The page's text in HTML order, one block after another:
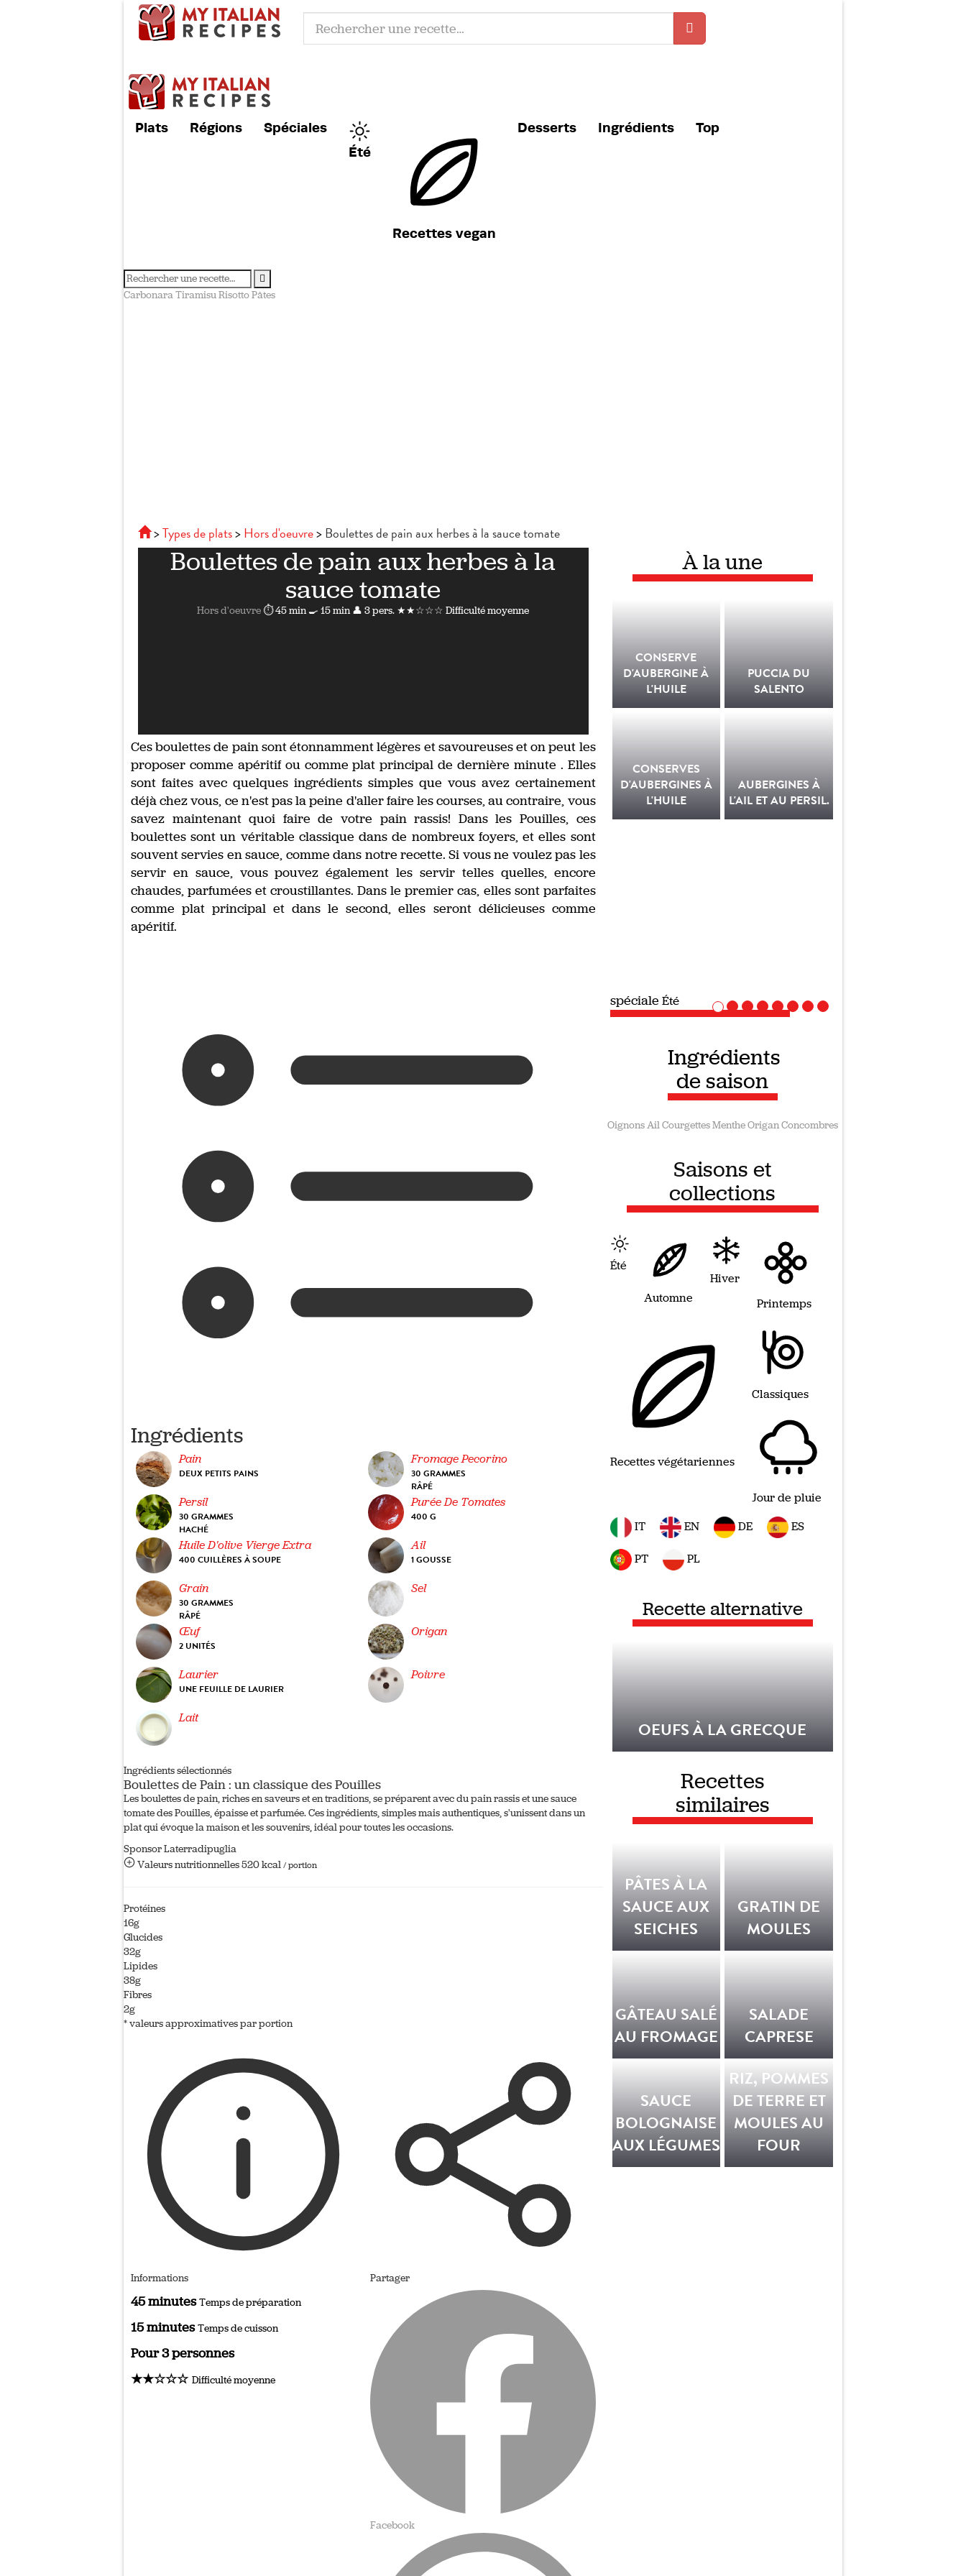
Plats Régions
Spéciales
Été
Recettes vegan
Desserts Ingrédients Top
CarbonaraTiramisuRisottoPâtes
Types de plats Hors d'oeuvre Boulettes de pain aux herbes à la sauce tomate
Boulettes de pain aux herbes à la
sauce tomate
Hors d'oeuvre ⏱ 45 min🍳 15 min👤 3 pers. ★★☆☆☆ Difficulté moyenne
Ces boulettes de pain sont étonnamment légères et savoureuses et on peut les
proposer comme apéritif ou comme plat principal de dernière minute . Elles
sont faites avec quelques ingrédients simples que vous avez certainement
déjà chez vous, ce n'est pas la peine d'aller faire les courses, au contraire, vous
savez maintenant quoi faire de votre pain rassis! Dans les Pouilles, ces
boulettes sont un véritable classique dans de nombreux foyers, et elles sont
souvent servies en sauce, comme dans notre recette. Si vous ne voulez pas les
servir en sauce, vous pouvez également les servir telles quelles, encore
chaudes, parfumées et croustillantes. Dans le premier cas, elles sont parfaites
comme plat principal et dans le second, elles seront délicieuses comme
apéritif.
Ingrédients
Pain
DEUX PETITS PAINS
Fromage Pecorino
30 GRAMMES
RÂPÉ
Persil
30 GRAMMES
HACHÉ
Purée De Tomates
400 G
Huile D'olive Vierge Extra
400 CUILLÈRES À SOUPE
Ail
1 GOUSSE
Grain
30 GRAMMES
RÂPÉ
Sel
Œuf
2 UNITÉS
Origan
Laurier
UNE FEUILLE DE LAURIER
Poivre
Lait
Ingrédients sélectionnés
Boulettes de Pain : un classique des Pouilles
Les boulettes de pain, riches en saveurs et en traditions, se préparent avec du pain rassis et une sauce
tomate des Pouilles, épaisse et parfumée. Ces ingrédients, simples mais authentiques, s'unissent dans un
plat qui évoque la maison et les souvenirs, idéal pour toutes les occasions.
Sponsor Laterradipuglia
Valeurs nutritionnelles520 kcal/ portion
Protéines
16g
Glucides
32g
Lipides
38g
Fibres
2g
* valeurs approximatives par portion
Informations
45 minutesTemps de préparation
15 minutesTemps de cuisson
Pour 3 personnes
★★☆☆☆ Difficulté moyenne
Partager
Facebook
À la une
CONSERVE
D'AUBERGINE À
L'HUILE
PUCCIA DU
SALENTO
CONSERVES
D'AUBERGINES À
L'HUILE
AUBERGINES À
L'AIL ET AU PERSIL.
spécialeRecettes vegan
Ingrédients
de saison
OignonsAilCourgettesMentheOriganConcombres
Saisons et
collections
Été
Automne
Hiver
Printemps
Recettes végétariennes
Classiques
Jour de pluie
IT
EN DE ES
PT PL
Recette alternative
OEUFS À LA GRECQUE
Recettes
similaires
PÂTES À LA
SAUCE AUX
SEICHES
GRATIN DE
MOULES
GÂTEAU SALÉ
AU FROMAGE
SALADE
CAPRESE
SAUCE
BOLOGNAISE
AUX LÉGUMES
RIZ, POMMES
DE TERRE ET
MOULES AU
FOUR